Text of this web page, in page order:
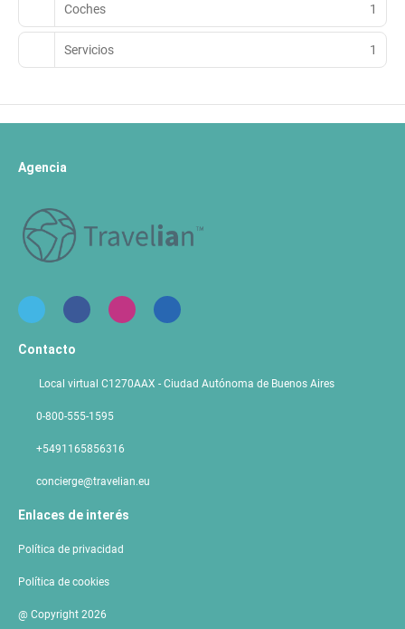
Coches 1
Servicios 1
Agencia
Contacto
Local virtual C1270AAX - Ciudad Autónoma de Buenos Aires
0-800-555-1595
+5491165856316
concierge@travelian.eu
Enlaces de interés
Política de privacidad
Política de cookies
@ Copyright 2026